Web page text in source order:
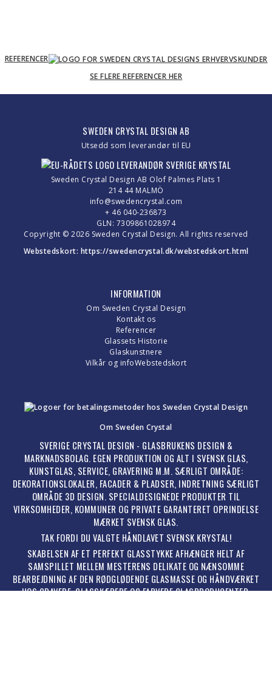
REFERENCER
SE FLERE REFERENCER HER
SWEDEN CRYSTAL DESIGN AB
Utsedd som leverandør til EU
Sweden Crystal Design AB Olof Palmes Plats 1
214 44 MALMÖ
info@swedencrystal.com
+ 46 040-236873
GLN: 7309861028974
Copyright © 2026 Sweden Crystal Design. All rights reserved
Webstedskort: https://swedencrystal.dk/webstedskort.html
INFORMATION
Om Sweden Crystal Design
Kontakt os
Referencer
Glassets Historie
Glaskunstnere
Vilkår og infoWebstedskort
Om Sweden Crystal
SVERIGE CRYSTAL DESIGN - GLASBRUKENS DESIGN &
MARKNADSBOLAG. EGEN PRODUKTION OG ALT I SVENSK GLAS,
KUNSTGLAS, SERVICE, GRAVERING M.M. SÆRLIGT OMRÅDE:
DEKORATIONSLOKALER, FACADER & PLADSER, INDRETNING SÆRLIGT
OMRÅDE 3D DESIGN. SPECIALDESIGNEDE PRODUKTER TIL
VIRKSOMHEDER, KOMMUNER OG PRIVATE GARANTERET OPRINDELSE
MÆRKET SVENSK GLAS.
TAK FORDI DU VALGTE HÅNDLAVET SVENSK KRYSTAL!
SKABELSEN AF ET PERFEKT GLASSTYKKE AFHÆNGER HELT AF
SAMSPILLET MELLEM MESTERENS DELIKATE OG NÆNSOMME
BEARBEJDNING AF DEN RØDGLØDENDE GLASMASSE OG HÅNDVÆRKET
HOS GRAVERE, GLASSKÆRERE OG FARVEDE GLASPRODUCENTER.